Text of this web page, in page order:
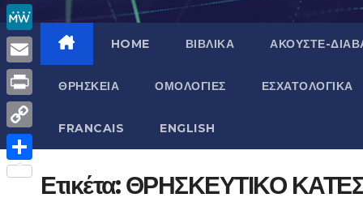
HOME ΒΙΒΛΙΚΑ ΑΚΟΥΣΤΕ-
ΘΡΗΣΚΕΙΑ ΟΜΟΛΟΓΙΕΣ ΕΣΧΑΤΟΛΟΓΙΚΑ
FRANCAIS ENGLISH
Ετικέτα:ΘΡΗΣΚΕΥΤΙΚΟ
a
c
e
b
o
o
k
T
w
i
e
r
M
e
W
e
E
m
a
l
P
r
i
C
o
Μ